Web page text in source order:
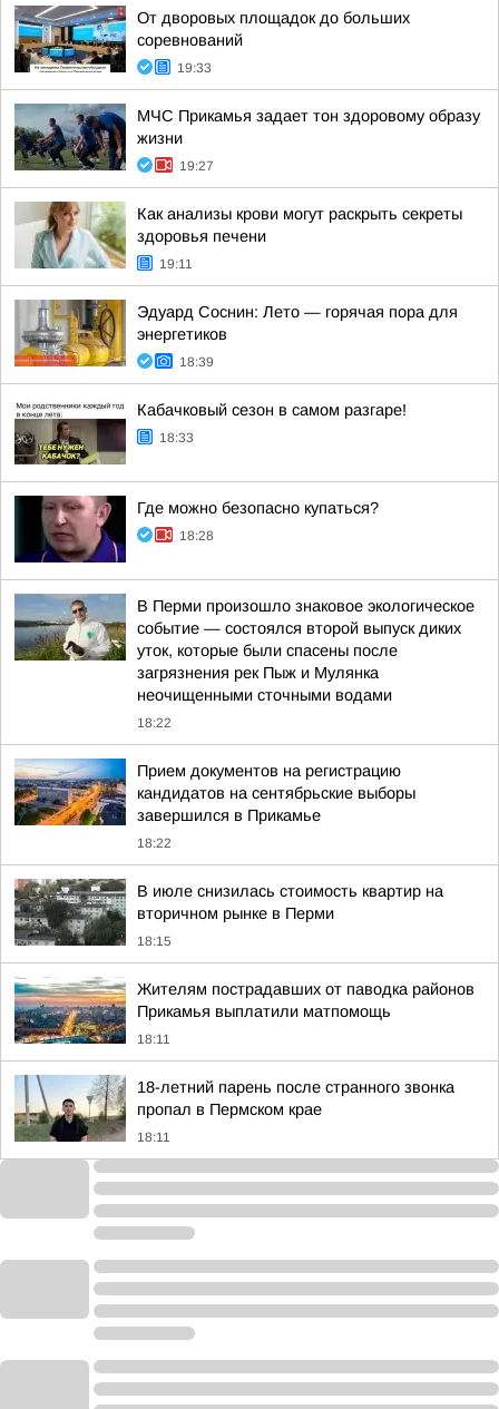
От дворовых площадок до больших
соревнований
19:33
МЧС Прикамья задает тон здоровому образу
жизни
19:27
Как анализы крови могут раскрыть секреты
здоровья печени
19:11
Эдуард Соснин: Лето — горячая пора для
энергетиков
18:39
Кабачковый сезон в самом разгаре!
18:33
Где можно безопасно купаться?
18:28
В Перми произошло знаковое экологическое
событие — состоялся второй выпуск диких
уток, которые были спасены после
загрязнения рек Пыж и Мулянка
неочищенными сточными водами
18:22
Прием документов на регистрацию
кандидатов на сентябрьские выборы
завершился в Прикамье
18:22
В июле снизилась стоимость квартир на
вторичном рынке в Перми
18:15
Жителям пострадавших от паводка районов
Прикамья выплатили матпомощь
18:11
18-летний парень после странного звонка
пропал в Пермском крае
18:11